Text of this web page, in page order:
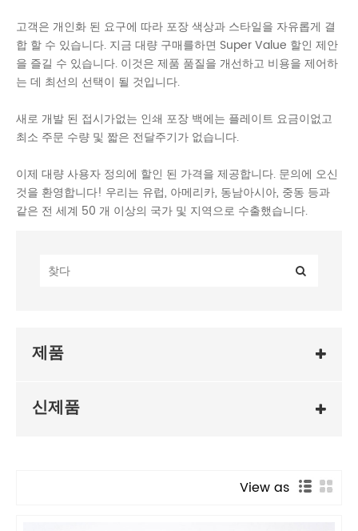
고객은 개인화 된 요구에 따라 포장 색상과 스타일을 자유롭게 결
합 할 수 있습니다. 지금 대량 구매를하면 Super Value 할인 제안
을 즐길 수 있습니다. 이것은 제품 품질을 개선하고 비용을 제어하
는 ​​데 최선의 선택이 될 것입니다.
새로 개발 된 접시가없는 인쇄 포장 백에는 플레이트 요금이없고
최소 주문 수량 및 짧은 전달주기가 없습니다.
이제 대량 사용자 정의에 할인 된 가격을 제공합니다. 문의에 오신
것을 환영합니다! 우리는 유럽, 아메리카, 동남아시아, 중동 등과
같은 전 세계 50 개 이상의 국가 및 지역으로 수출했습니다.
제품
신제품
View as